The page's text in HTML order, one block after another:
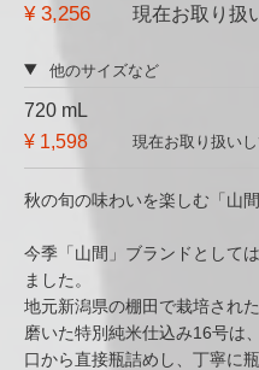
¥ 3,256 現在お取り扱
他のサイズなど
720 mL
¥ 1,598
現在お取り扱いし
秋の旬の味わいを楽しむ「山
今季「山間」ブランドとして
ました。
地元新潟県の棚田で栽培され
磨いた特別純米仕込み16号は
口から直接瓶詰めし、丁寧に